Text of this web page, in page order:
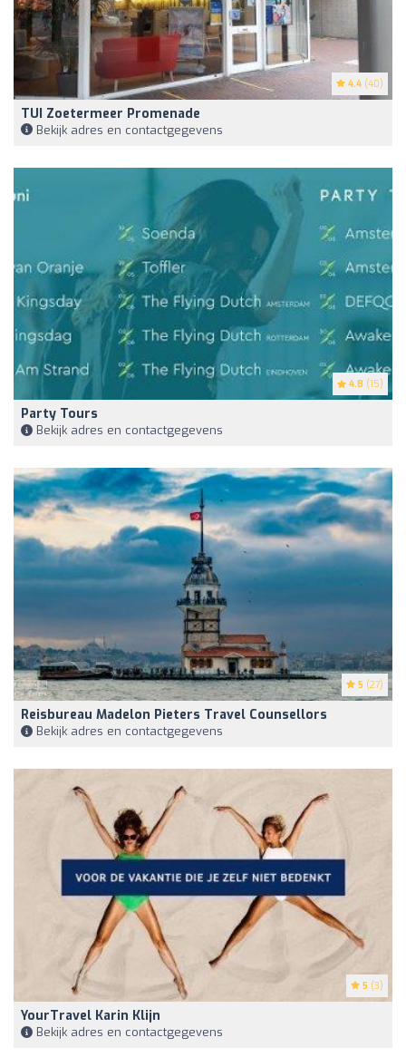
4.4 (40)
TUI Zoetermeer Promenade
Bekijk adres en contactgegevens
4.8 (15)
Party Tours
Bekijk adres en contactgegevens
5 (27)
Reisbureau Madelon Pieters Travel Counsellors
Bekijk adres en contactgegevens
5 (3)
YourTravel Karin Klijn
Bekijk adres en contactgegevens